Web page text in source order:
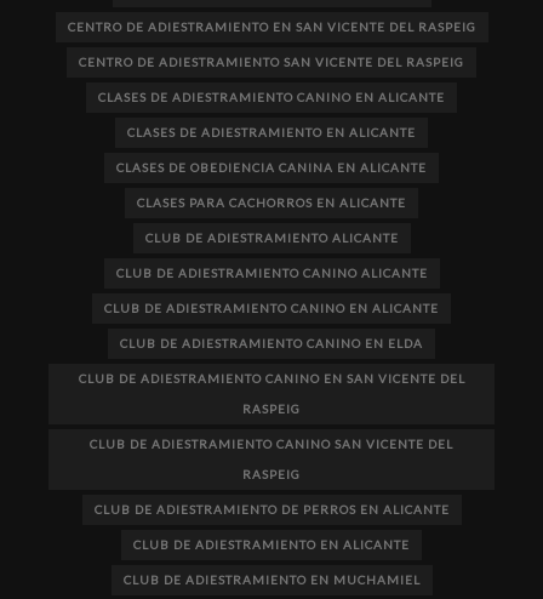
CENTRO DE ADIESTRAMIENTO EN SAN VICENTE DEL RASPEIG
CENTRO DE ADIESTRAMIENTO SAN VICENTE DEL RASPEIG
CLASES DE ADIESTRAMIENTO CANINO EN ALICANTE
CLASES DE ADIESTRAMIENTO EN ALICANTE
CLASES DE OBEDIENCIA CANINA EN ALICANTE
CLASES PARA CACHORROS EN ALICANTE
CLUB DE ADIESTRAMIENTO ALICANTE
CLUB DE ADIESTRAMIENTO CANINO ALICANTE
CLUB DE ADIESTRAMIENTO CANINO EN ALICANTE
CLUB DE ADIESTRAMIENTO CANINO EN ELDA
CLUB DE ADIESTRAMIENTO CANINO EN SAN VICENTE DEL
RASPEIG
CLUB DE ADIESTRAMIENTO CANINO SAN VICENTE DEL
RASPEIG
CLUB DE ADIESTRAMIENTO DE PERROS EN ALICANTE
CLUB DE ADIESTRAMIENTO EN ALICANTE
CLUB DE ADIESTRAMIENTO EN MUCHAMIEL